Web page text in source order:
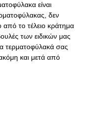
είναι
δεν
από το τέλειο κράτημα
των ειδικών μας
τερματοφύλακά σας
και μετά από